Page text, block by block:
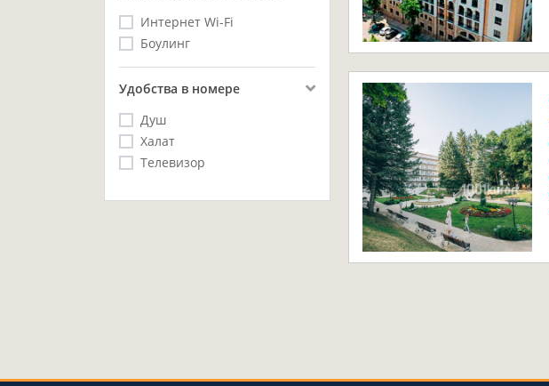
Интернет Wi-Fi
Боулинг
Удобства в номере
Душ
Халат
Телевизор